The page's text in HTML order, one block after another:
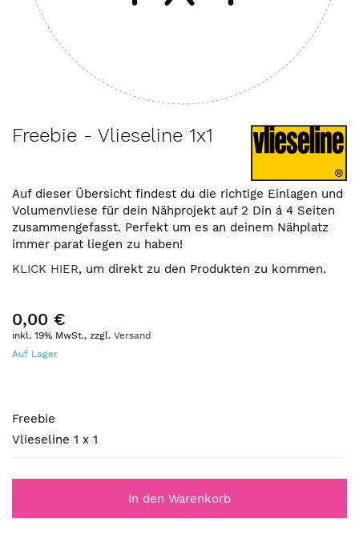
Anfang
springen
Freebie - Vlieseline 1x1
Auf dieser Übersicht findest du die richtige Einlagen und
Volumenvliese für dein Nähprojekt auf 2 Din á 4 Seiten
zusammengefasst. Perfekt um es an deinem Nähplatz
immer parat liegen zu haben!
KLICK HIER, um direkt zu den Produkten zu kommen.
0,00 €
inkl. 19% MwSt., zzgl. Versand
Auf Lager
Freebie
Vlieseline 1 x 1
In den Warenkorb